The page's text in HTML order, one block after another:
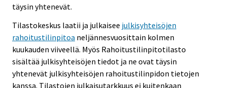
täysin yhtenevät.
Tilastokeskus laatii ja julkaisee julkisyhteisöjen
rahoitustilinpitoa neljännesvuosittain kolmen
kuukauden viiveellä. Myös Rahoitustilinpitotilasto
sisältää julkisyhteisöjen tiedot ja ne ovat täysin
yhtenevät julkisyhteisöjen rahoitustilinpidon tietojen
kanssa. Tilastojen julkaisutarkkuus ei kuitenkaan